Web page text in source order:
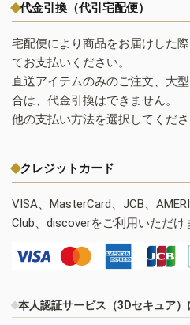
代金引換（代引宅配便）
宅配便により商品をお届けした
てお支払いください。
直送アイテムのみのご注文、大
合は、代金引換はできません。
他の支払い方法を選択してくださ
クレジットカード
VISA、MasterCard、JCB、
Club、discoverをご利用いただけ
本人認証サービス（3Dセキュア）